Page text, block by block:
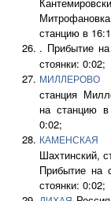
станцию в
. Прибытие
стоянки: 0:02;
МИЛЛЕРОВО
станция
на станцию в
0:02;
КАМЕНСКАЯ
Шахтинский,
Прибытие на
стоянки: 0:02;